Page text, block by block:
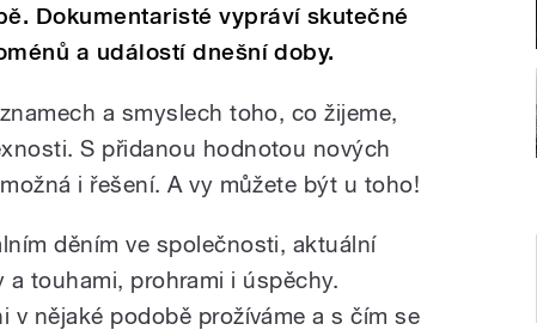
Dokumentaristé vypráví skutečné
a událostí dnešní doby.
a smyslech toho, co žijeme,
S přidanou hodnotou nových
i řešení. A vy můžete být u toho!
děním ve společnosti, aktuální
touhami, prohrami i úspěchy.
v nějaké podobě prožíváme a s čím se